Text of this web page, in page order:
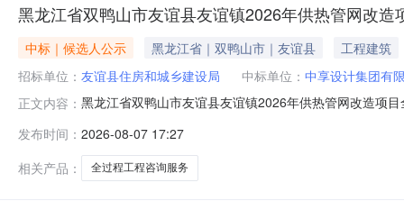
黑龙江省双鸭山市友谊县友谊镇2026年供热管网改
中标｜候选人公示 黑龙江省｜双鸭山市｜友谊县
工程建筑
招标单位： 友谊县住房和城乡建设局 中标单位： 中享设计集团有
正文内容： 黑龙江省双鸭山市友谊县友谊镇2026年供热管网改造项
共资源交易中心完成。项目的评标工作已经结束，现将
县联系人：姜峰电话：0469-59
发布时间： 2026-08-07 17:27
相关产品：
全过程工程咨询服务